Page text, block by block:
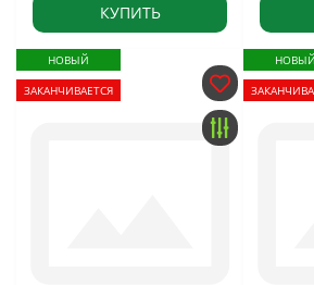
КУПИТЬ
НОВЫЙ
ЗАКАНЧИВАЕТСЯ
НОВЫЙ